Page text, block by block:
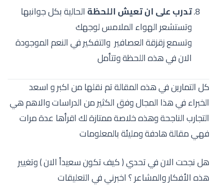
تدرب على ان تعيش اللحظة الحالية بكل جوانبها
وتستشعر الهواء الملامس لوجهك
وتسمع زقزقة العصافير والتفكير في النعم الموجودة
الان في هذه اللحظة وتتأمل
كل التمارين في هذه المقالة تم نقلها من اكبر و اسعد
الخبراء في هذا المجال وفق الكثير من الدراسات والاهم هي
التجارب الناجحة وهذه خلاصة ممتازة لك اقرأها عدة مرات
فهي مقالة هادفة ومليئة بالمعلومات
هل نجحت الان في تحدي ( كيف تكون سعيداً الان ) وتغيير
هذه الأفكار والمشاعر ؟ اخبرني في التعليقات